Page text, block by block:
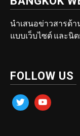
นำเสนอข่าวสารด้า
แบบเว็บไซต์ และนิ
FOLLOW US
twitter youtube